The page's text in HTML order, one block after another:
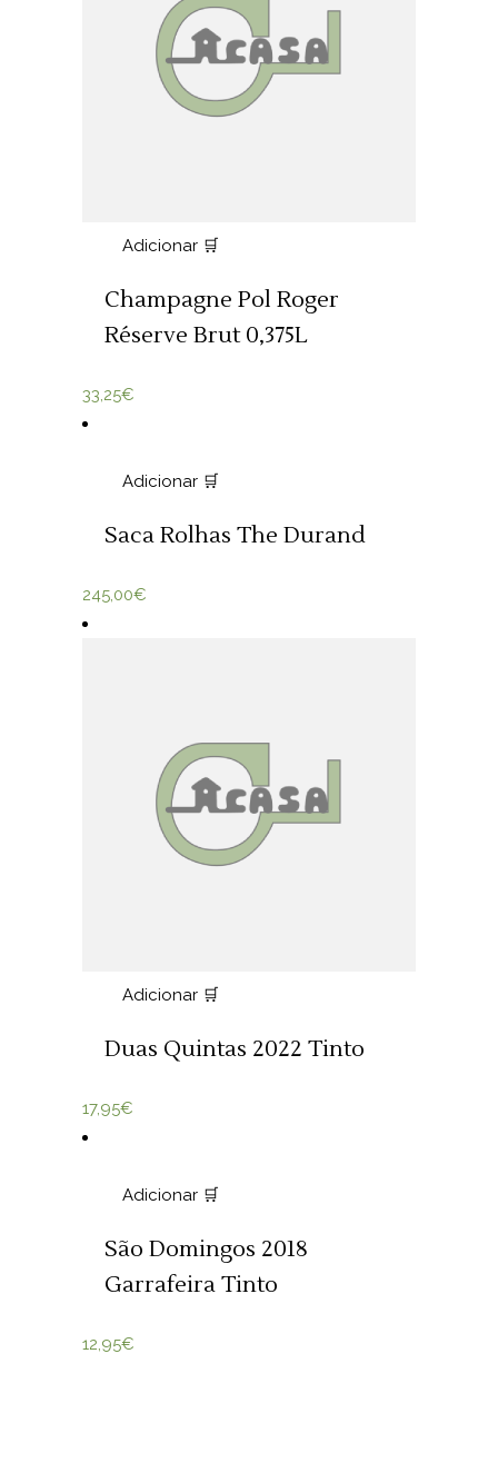
Adicionar 🛒
Champagne Pol Roger
Réserve Brut 0,375L
33,25€
Adicionar 🛒
Saca Rolhas The Durand
245,00€
Adicionar 🛒
Duas Quintas 2022 Tinto
17,95€
Adicionar 🛒
São Domingos 2018
Garrafeira Tinto
12,95€